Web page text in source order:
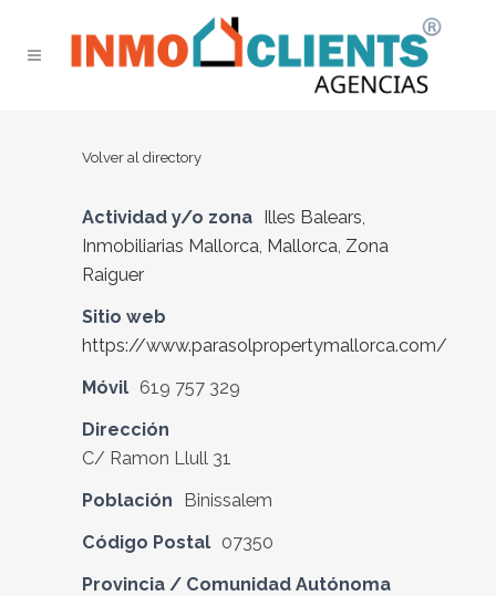
Volver al directory
Actividad y/o zona Illes Balears,
Inmobiliarias Mallorca, Mallorca, Zona
Raiguer
Sitio web
https://www.parasolpropertymallorca.com/
Móvil 619 757 329
Dirección
C/ Ramon Llull 31
Población
Binissalem
Código Postal 07350
Provincia / Comunidad Autónoma